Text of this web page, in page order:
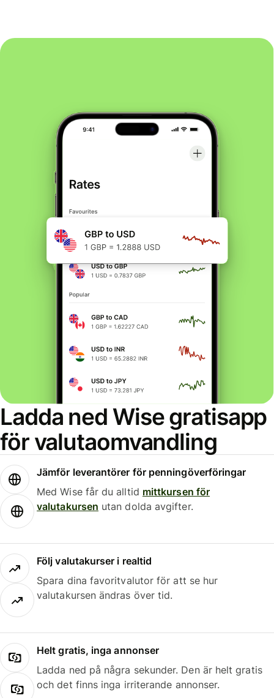
Ladda ned Wise gratisapp
för valutaomvandling
Jämför leverantörer för penningöverföringar
Med Wise får du alltid mittkursen för
valutakursen utan dolda avgifter.
Följ valutakurser i realtid
Spara dina favoritvalutor för att se hur
valutakursen ändras över tid.
Helt gratis, inga annonser
Ladda ned på några sekunder. Den är helt gratis
och det finns inga irriterande annonser.